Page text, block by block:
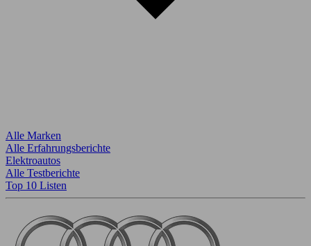
Alle Marken
Alle Erfahrungsberichte
Elektroautos
Alle Testberichte
Top 10 Listen